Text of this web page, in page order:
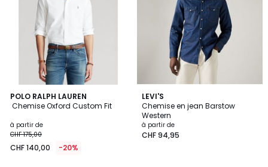
POLO RALPH LAUREN
Chemise Oxford Custom Fit
Prix
à
partir
à partir de
CHF 175,00
CHF 140,00 -20%
4,4
/ 5
2
Couleurs
LEVI'S
Chemise en jean Barstow
Western
à partir de
CHF 94,95
4,6
/ 5
3
Couleurs